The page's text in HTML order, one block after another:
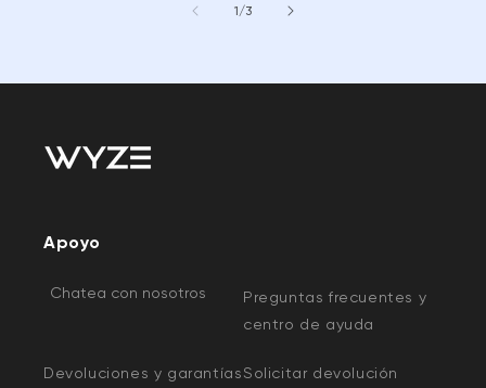
1/de
3
Apoyo
Chatea con nosotros
Preguntas frecuentes y
centro de ayuda
Devoluciones y garantíasSolicitar devolución